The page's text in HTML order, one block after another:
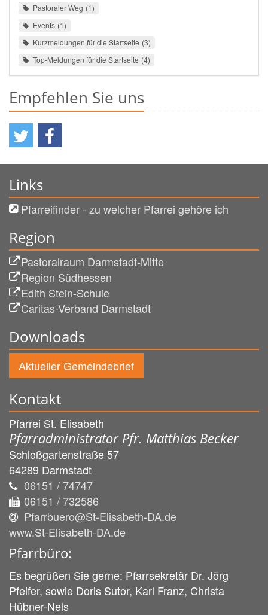
Pastoraler Weg 1
Events 1
Kurzmeldungen für die Startseite 3
Top-Meldungen für die Startseite 4
Empfehlen Sie uns
Links
Pfarreifinder - zu welcher Pfarrei gehöre ich
Region
Pastoralraum Darmstadt-Mitte
Region Südhessen
Edith Stein-Schule
Caritas-Verband Darmstadt
Downloads
Aktueller Gemeindebrief
Kontakt
Pfarrei St. Elisabeth
Pfarradministrator Pfr. Matthias Becker
Schloßgartenstraße 57
64289 Darmstadt
06151 / 74747
06151 / 732586
Pfarrbuero@St-Elisabeth-DA.de
www.St-Elisabeth-DA.de
Pfarrbüro:
Es begrüßen Sie gerne: Pfarrsekretär Dr. Jörg
Pfeifer, sowie Doris Sutor, Karl Franz, Christa
Hübner-Nels